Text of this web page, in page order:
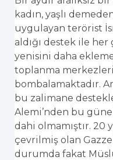
kadın, yaşlı
uygulayan terörist
aldığı destek ile
yenisini daha
toplanma
bombalamaktadır.
bu zalimane
Alemi’nden bu
dahi olmamıştır. 20
çevrilmiş olan
durumda fakat